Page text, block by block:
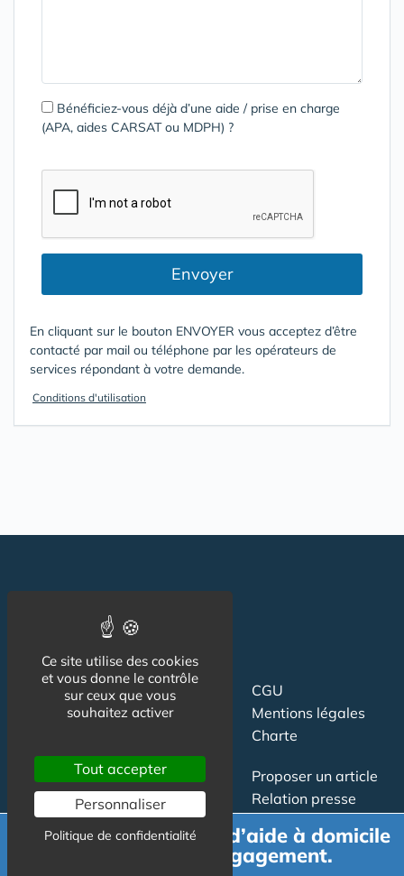
Bénéficiez-vous déjà d’une aide / prise en charge
(APA, aides CARSAT ou MDPH) ?
Envoyer
En cliquant sur le bouton ENVOYER vous acceptez d’être
contacté par mail ou téléphone par les opérateurs de
services répondant à votre demande.
Conditions d'utilisation
Suivez-nous
CGU
Mentions légales
Charte
Contact
Newsletter
Publicité
Proposer un article
Relation presse
Demande de devis d’aide à domicile
gratuit et sans engagement.
Ce site utilise des cookies
et vous donne le contrôle
sur ceux que vous
souhaitez activer
Tout accepter
Personnaliser
Politique de confidentialité